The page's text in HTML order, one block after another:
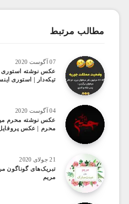
مطالب مرتبط
07 آگوست 2020
عکس ‌نوشته استوری
تیکه‌دار | استوری
04 آگوست 2020
عکس ‌نوشته محرم
محرم | عکس
21 جولای 2020
تبریک‌های گوناگون
مریم